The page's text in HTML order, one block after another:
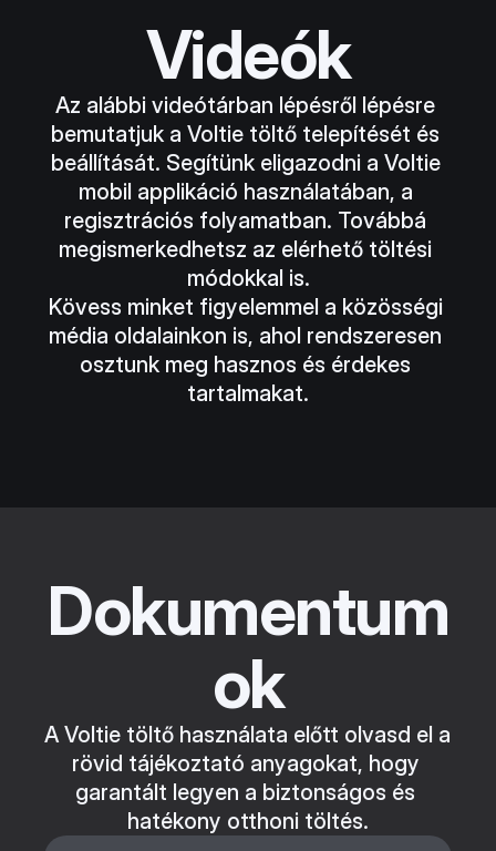
Videók
Az alábbi videótárban lépésről lépésre
bemutatjuk a Voltie töltő telepítését és
beállítását. Segítünk eligazodni a Voltie
mobil applikáció használatában, a
regisztrációs folyamatban. Továbbá
megismerkedhetsz az elérhető töltési
módokkal is.
Kövess minket figyelemmel a közösségi
média oldalainkon is, ahol rendszeresen
osztunk meg hasznos és érdekes
tartalmakat.
Dokumentum
ok
A Voltie töltő használata előtt olvasd el a
rövid tájékoztató anyagokat, hogy
garantált legyen a biztonságos és
hatékony otthoni töltés.